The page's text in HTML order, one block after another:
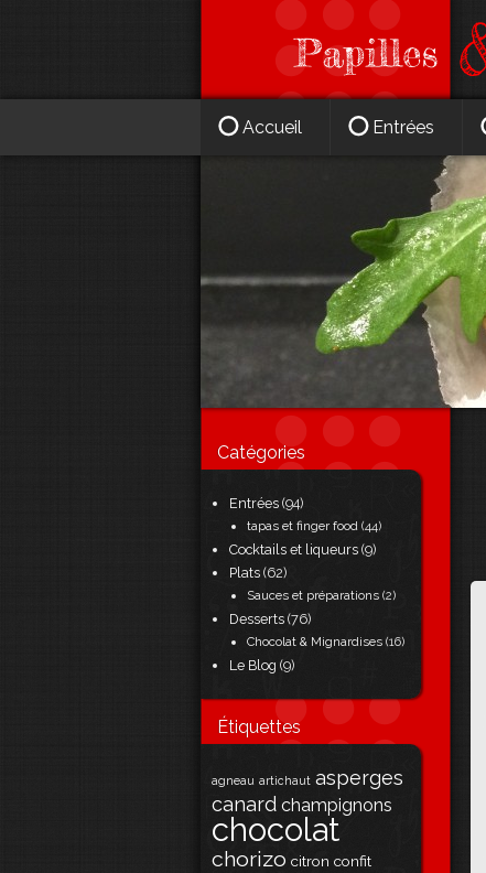
Catégories
Entrées (94)
tapas et finger food (44)
Cocktails et liqueurs (9)
Plats (62)
Sauces et préparations (2)
Desserts (76)
Chocolat & Mignardises (16)
Le Blog (9)
Étiquettes
agneau artichaut asperges
canard champignons
chocolat
chorizo citron confit
Accueil Entrées